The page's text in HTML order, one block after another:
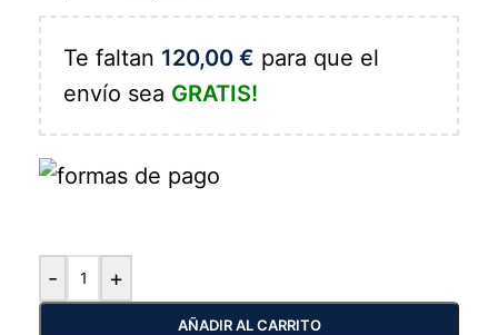
Te faltan 120,00 € para que el
envío sea GRATIS!
- +
AÑADIR AL CARRITO